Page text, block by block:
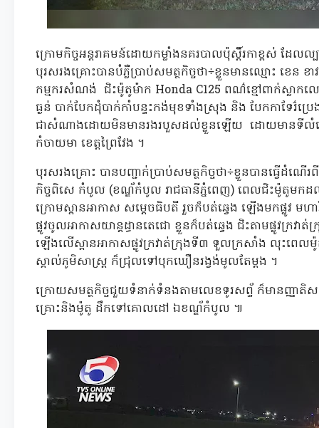
ក្រោមកិច្ចអន្តរាគមន៍ដោយកម្លាំងនគរបាលប៉ុស្តិ៍រកាខ្ពស់ ដែលល្
បុរសរងគ្រោះបានបំភ្លឺប្រាប់សមត្ថកិច្ចថា÷ខ្លួនមានឈ្មោះ ខេន
កម្មករសំណង់ ជិះម៉ូតូម៉ាក Honda C125 ពណ៌ខ្មៅពាក់ស្លាកល
ធ្ងន់ បាក់បែកដុំបាក់កាំបន្ទះកង់មុខទាំងស្រុង និង បែកកាទែរ៌ប្
ជាសំណាងដោយមិនមានរងរបួសដល់ខ្លួនឡើយ ដោយមានទីលំន
កំចាយមា ខេត្តព្រៃវែង ។
បុរសរងគ្រោះ បានបញ្ជាក់ប្រាប់សមត្ថកិច្ចថា÷ខ្លួនបានធ្វើដំ
កិច្ចពិសេ កំបូល (ខណ្ឌ័កំបូល រាជធានីភ្នំពេញ) ពេលជិះម៉ូតូមកដ
ក្រោមស្ពានអាកាស សម្តេចធិបតី រួចក៏បត់ឆ្វេង ឡើងមកផ្លូវ
ផ្លូវចូលអាកាសយាន្តដ្ធានតេជោ ខ្លួនក៏បត់ឆ្វេង ជិះតាមផ្លូវក្
ឡើងលើស្ពានអាកាសផ្លូវក្រវាត់ក្រុងទី៣ ទួលក្រសាំង លុះពេ
ស្គាល់ភូមិសាស្ត្រ ក៏ជ្រុលទៅបុកឃឿនរង្វង់មូលតែម្តង ។
ក្រោយសមត្ថកិច្ចជួយទំនាក់ទំនងតាមលេខទូរសព្ទ័ ក៏មានញ្ញា
គ្រោះនិងម៉ូតូ ដឹកទៅគោលដៅ ឯខណ្ឌ័កំបូល ៕